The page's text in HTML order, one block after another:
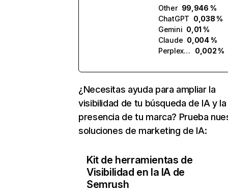
Other 99,946 %
ChatGPT 0,038 %
Gemini 0,01 %
Claude 0,004 %
Perplexity
0,002 %
¿Necesitas ayuda para ampliar la
visibilidad de tu búsqueda de IA y la
presencia de tu marca? Prueba
soluciones de marketing de IA:
Kit de herramientas de
Visibilidad en la IA de
Semrush